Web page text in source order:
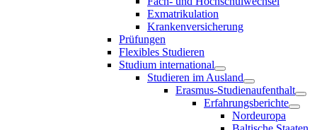
Exmatrikulation
Krankenversicherung
Prüfungen
Flexibles Studieren
Studium international
Studieren im Ausland
Erasmus-Studienaufenthalt
Erfahrungsberichte
Nordeuropa